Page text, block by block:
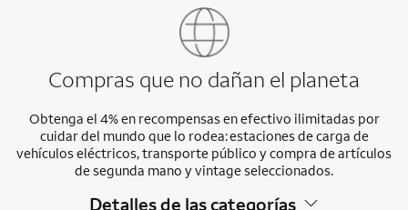
Compras que no dañan el planeta
Obtenga el 4% en recompensas en efectivo ilimitadas por
cuidar del mundo que lo rodea: estaciones de carga de
vehículos eléctricos, transporte público y compra de artículos
de segunda mano y vintage seleccionados.
Detalles de las categorías